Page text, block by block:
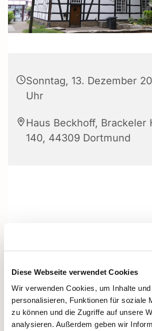
Diese Webseite verwendet Cookies
Wir verwenden Cookies, um Inhalte
personalisieren, Funktionen für soziale
zu können und die Zugriffe auf unsere
analysieren. Außerdem geben wir
Sonntag, 13. Dezember
Uhr
Haus Beckhoff, Brackeler
140, 44309 Dortmund